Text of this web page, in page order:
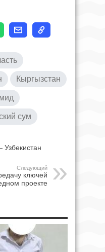
Кыргызстан
сум
Следующий
ключей
проекте